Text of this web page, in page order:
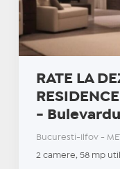
RATE LA
-
Bucuresti-Ilfov -
2 camere, 58 mp